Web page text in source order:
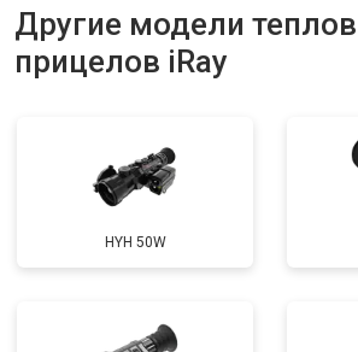
Другие модели
прицелов iRay
HYH 50W